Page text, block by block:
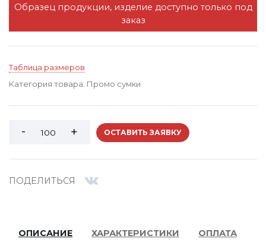
Образец продукции, изделие доступно только под
заказ
Таблица размеров
Категория товара: Промо сумки
ОСТАВИТЬ ЗАЯВКУ
ПОДЕЛИТЬСЯ
ОПИСАНИЕ ХАРАКТЕРИСТИКИ ОПЛАТА